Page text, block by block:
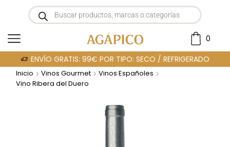
0
ENVÍO GRATIS: 99€ POR TIPO: SECO / REFRIGERADO
Inicio Vinos Gourmet
Vinos Españoles
Vino Ribera del Duero